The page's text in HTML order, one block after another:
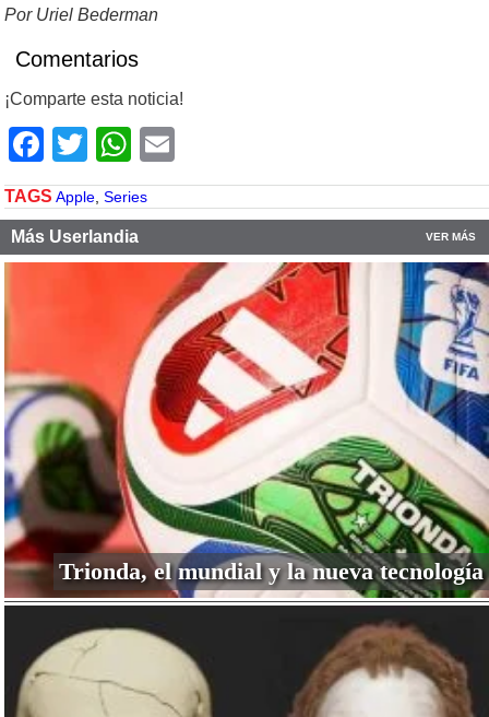
Por Uriel Bederman
Comentarios
¡Comparte esta noticia!
Facebook
TwitterWhatsApp
TAGS Apple, Series
Más Userlandia VER MÁS
Trionda, el mundial y la nueva tecnología